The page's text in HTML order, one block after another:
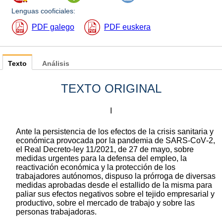
Lenguas cooficiales:
PDF galego PDF euskera
Texto
TEXTO ORIGINAL
Ante la persistencia de los efectos de la crisis sanitaria y
económica provocada por la pandemia de SARS‑CoV‑2,
el Real Decreto-ley 11/2021, de 27 de mayo, sobre
medidas urgentes para la defensa del empleo, la
reactivación económica y la protección de los
trabajadores autónomos, dispuso la prórroga de diversas
medidas aprobadas desde el estallido de la misma para
paliar sus efectos negativos sobre el tejido empresarial y
productivo, sobre el mercado de trabajo y sobre las
personas trabajadoras.
Análisis